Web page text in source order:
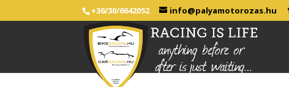
+36/30/6642052 info@palyamotorozas.hu